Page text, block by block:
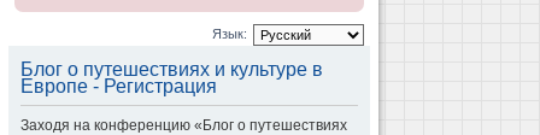
Язык:
Блог о путешествиях и культуре в
Европе - Регистрация
Заходя на конференцию «Блог о путешествиях